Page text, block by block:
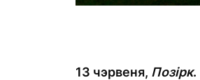
13 чэрвеня, Позірк.